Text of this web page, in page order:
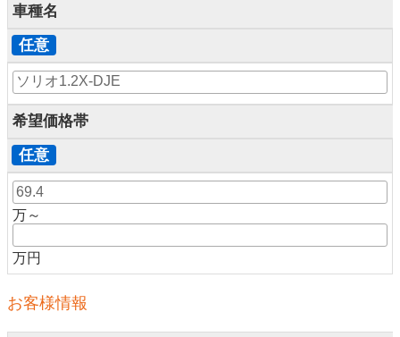
車種名
任意
希望価格帯
任意
万～
万円
お客様情報